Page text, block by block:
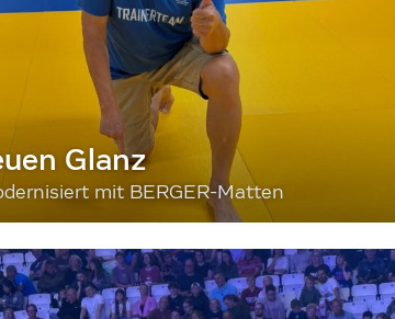
Glanz
mit BERGER-Matten